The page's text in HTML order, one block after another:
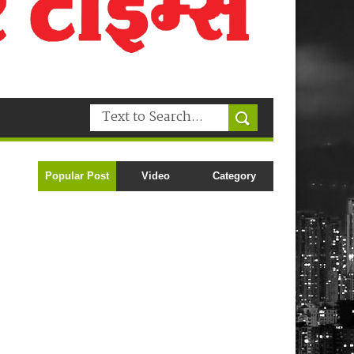
Popular Post Video Category